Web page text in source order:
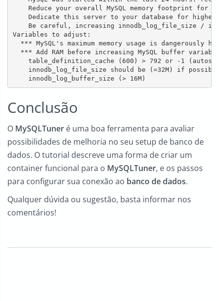
Reduce your overall MySQL memory footprint for
Dedicate this server to your database for
Be careful, increasing innodb_log_file_size /
Variables to adjust:
*** MySQL's maximum memory usage is dangerously
*** Add RAM before increasing MySQL buffer
table_definition_cache (600) > 792 or -1
innodb_log_file_size should be (=32M) if
Conclusão
O MySQLTuner é uma boa ferramenta para avaliar
possibilidades de melhoria no seu setup de banco de
dados. O tutorial descreve uma forma de criar um
container funcional para o MySQLTuner, e os passos
para configurar sua conexão ao banco de dados.
Qualquer dúvida ou sugestão, basta informar nos
comentários!